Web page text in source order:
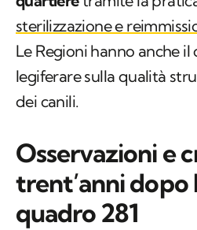
sterilizzazione e
Le Regioni hanno anche
legiferare sulla qualità
dei canili.
Osservazioni e
trent’anni dopo
quadro 281